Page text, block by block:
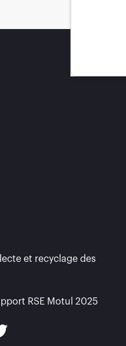
et recyclage des
RSE Motul 2025